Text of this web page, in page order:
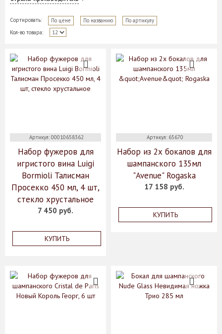
Сортировать: По цене По названию
По артикулу
Кол-во товара:
Артикул: 00010658362
Набор фужеров для
игристого вина Luigi
Bormioli Талисман
Просекко 450 мл, 4 шт,
стекло хрустальное
7 450 руб.
КУПИТЬ
Артикул: 65670
Набор из 2х бокалов для
шампанского 135мл
"Avenue" Rogaska
17 158 руб.
КУПИТЬ